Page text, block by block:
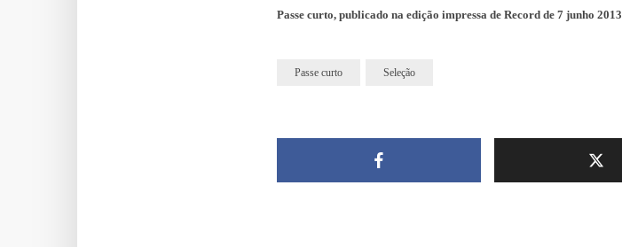
Passe curto, publicado na edição impressa de Record de 7 junho 2013
Passe curto Seleção